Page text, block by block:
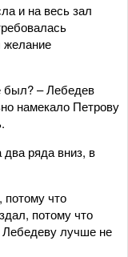
и на весь зал
желание
был? – Лебедев
намекало Петрову
два ряда вниз, в
потому что
потому что
Лебедеву лучше не